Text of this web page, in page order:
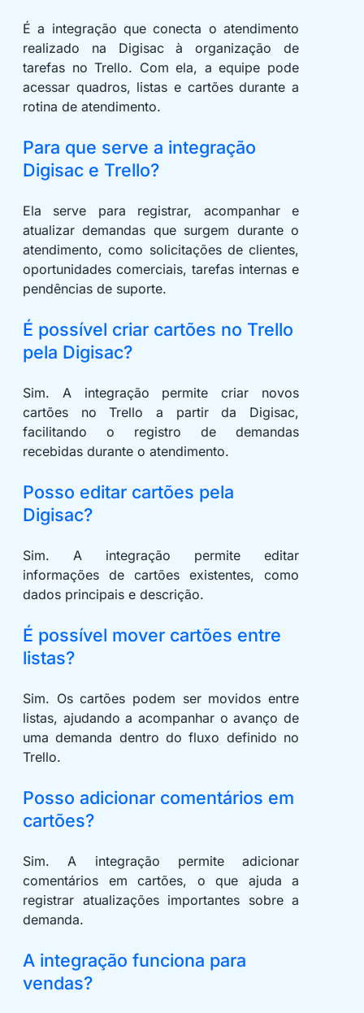
É a integração que conecta o atendimento
realizado na Digisac à organização de
tarefas no Trello. Com ela, a equipe pode
acessar quadros, listas e cartões durante a
rotina de atendimento.
Para que serve a integração
Digisac e Trello?
Ela serve para registrar, acompanhar e
atualizar demandas que surgem durante o
atendimento, como solicitações de clientes,
oportunidades comerciais, tarefas internas e
pendências de suporte.
É possível criar cartões no Trello
pela Digisac?
Sim. A integração permite criar novos
cartões no Trello a partir da Digisac,
facilitando o registro de demandas
recebidas durante o atendimento.
Posso editar cartões pela
Digisac?
Sim. A integração permite editar
informações de cartões existentes, como
dados principais e descrição.
É possível mover cartões entre
listas?
Sim. Os cartões podem ser movidos entre
listas, ajudando a acompanhar o avanço de
uma demanda dentro do fluxo definido no
Trello.
Posso adicionar comentários em
cartões?
Sim. A integração permite adicionar
comentários em cartões, o que ajuda a
registrar atualizações importantes sobre a
demanda.
A integração funciona para
vendas?